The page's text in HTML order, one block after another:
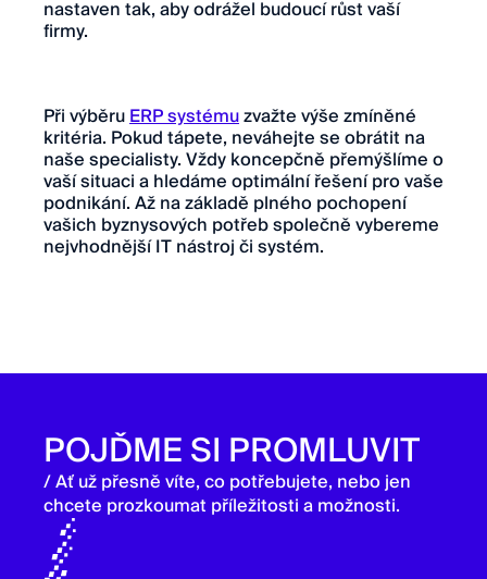
nastaven tak, aby odrážel budoucí růst vaší
firmy.
Při výběruERP systémuzvažte výše zmíněné
kritéria. Pokud tápete, neváhejte se obrátit na
naše specialisty. Vždy koncepčně přemýšlíme o
vaší situaci a hledáme optimální řešení pro vaše
podnikání. Až na základě plného pochopení
vašich byznysových potřeb společně vybereme
nejvhodnější IT nástroj či systém.
POJĎME SI PROMLUVIT
/ Ať už přesně víte, co potřebujete, nebo jen
chcete prozkoumat příležitosti a možnosti.